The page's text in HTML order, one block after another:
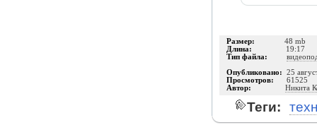
Размер: 48 mb
Длина: 19:17
Тип файла:
Опубликовано: 25
Просмотров: 61525
Автор: Никита
Теги: